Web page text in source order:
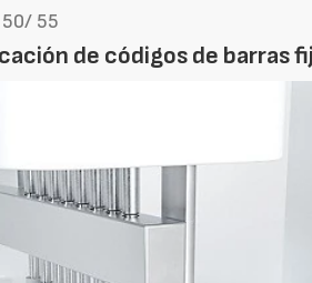
50/ 55
de códigos de barras